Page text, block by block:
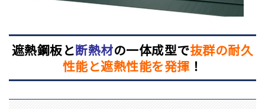
遮熱鋼板と断熱材の一体成型で抜群の耐久
性能と遮熱性能を発揮 ！